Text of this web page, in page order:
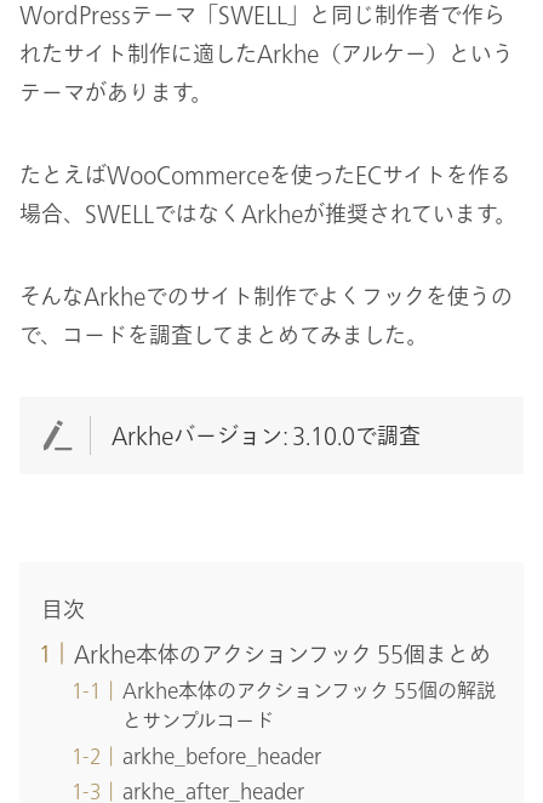
WordPressテーマ「SWELL」と同じ制作者で作ら
れたサイト制作に適したArkhe（アルケー）という
テーマがあります。
たとえばWooCommerceを使ったECサイトを作る
場合、SWELLではなくArkheが推奨されています。
そんなArkheでのサイト制作でよくフックを使うの
で、コードを調査してまとめてみました。
Arkheバージョン: 3.10.0で調査
目次
Arkhe本体のアクションフック 55個まとめ
Arkhe本体のアクションフック 55個の解説
とサンプルコード
arkhe_before_header
arkhe_after_header